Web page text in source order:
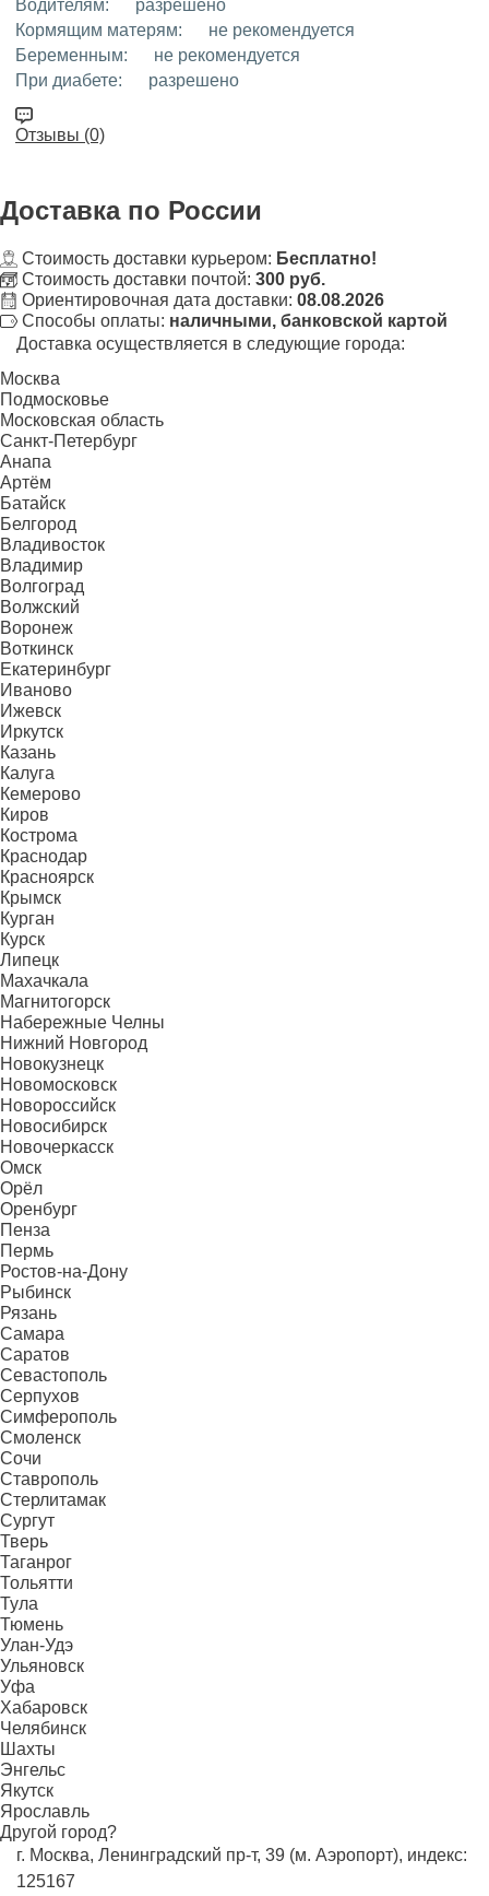
Водителям:
разрешено
Кормящим матерям:
не рекомендуется
Беременным:
не рекомендуется
При диабете:
разрешено
Отзывы (0)
Доставка по России
Стоимость доставки курьером: Бесплатно!
Стоимость доставки почтой: 300 руб.
Ориентировочная дата доставки: 08.08.2026
Способы оплаты: наличными, банковской картой
Доставка осуществляется в следующие города:
Москва
Подмосковье
Московская область
Санкт-Петербург
Анапа
Артём
Батайск
Белгород
Владивосток
Владимир
Волгоград
Волжский
Воронеж
Воткинск
Екатеринбург
Иваново
Ижевск
Иркутск
Казань
Калуга
Кемерово
Киров
Кострома
Краснодар
Красноярск
Крымск
Курган
Курск
Липецк
Махачкала
Магнитогорск
Набережные Челны
Нижний Новгород
Новокузнецк
Новомосковск
Новороссийск
Новосибирск
Новочеркасск
Омск
Орёл
Оренбург
Пенза
Пермь
Ростов-на-Дону
Рыбинск
Рязань
Самара
Саратов
Севастополь
Серпухов
Симферополь
Смоленск
Сочи
Ставрополь
Стерлитамак
Сургут
Тверь
Таганрог
Тольятти
Тула
Тюмень
Улан-Удэ
Ульяновск
Уфа
Хабаровск
Челябинск
Шахты
Энгельс
Якутск
Ярославль
Другой город?
г. Москва, Ленинградский пр-т, 39 (м. Аэропорт), индекс:
125167